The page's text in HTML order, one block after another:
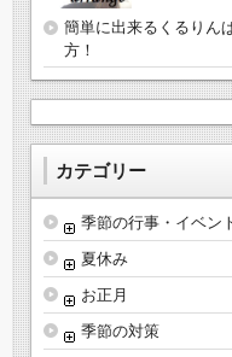
簡単に出来るくるりん
方！
カテゴリー
季節の行事・イベン
夏休み
お正月
季節の対策